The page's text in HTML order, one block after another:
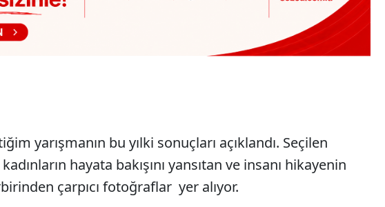
yarışmanın bu yılki sonuçları açıklandı. Seçilen
hayata bakışını yansıtan ve insanı hikayenin
çarpıcı fotoğraflar yer alıyor.